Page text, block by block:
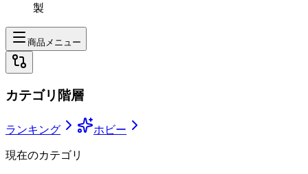
製
商品メニュー
カテゴリ階層
ランキング ホビー
現在のカテゴリ